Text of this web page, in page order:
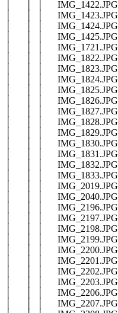
│ │ │ IMG_1422.JPG
│ │ │ IMG_1423.JPG
│ │ │ IMG_1424.JPG
│ │ │ IMG_1425.JPG
│ │ │ IMG_1721.JPG
│ │ │ IMG_1822.JPG
│ │ │ IMG_1823.JPG
│ │ │ IMG_1824.JPG
│ │ │ IMG_1825.JPG
│ │ │ IMG_1826.JPG
│ │ │ IMG_1827.JPG
│ │ │ IMG_1828.JPG
│ │ │ IMG_1829.JPG
│ │ │ IMG_1830.JPG
│ │ │ IMG_1831.JPG
│ │ │ IMG_1832.JPG
│ │ │ IMG_1833.JPG
│ │ │ IMG_2019.JPG
│ │ │ IMG_2040.JPG
│ │ │ IMG_2196.JPG
│ │ │ IMG_2197.JPG
│ │ │ IMG_2198.JPG
│ │ │ IMG_2199.JPG
│ │ │ IMG_2200.JPG
│ │ │ IMG_2201.JPG
│ │ │ IMG_2202.JPG
│ │ │ IMG_2203.JPG
│ │ │ IMG_2206.JPG
│ │ │ IMG_2207.JPG